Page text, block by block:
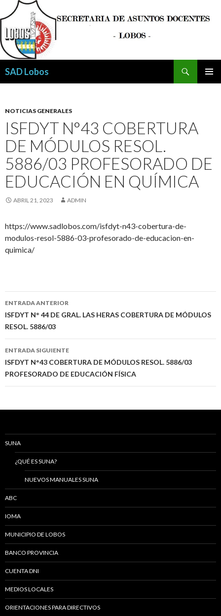
SAD Lobos
NOTICIAS GENERALES
ISFDYT N°43 COBERTURA
DE MÓDULOS RESOL.
5886/03 PROFESORADO DE
EDUCACIÓN EN QUÍMICA
ABRIL 21, 2023 ADMIN
https://www.sadlobos.com/isfdyt-n43-cobertura-de-
modulos-resol-5886-03-profesorado-de-educacion-en-
quimica/
Navegación
de
entradas
ENTRADA ANTERIOR
ISFDYT N° 44 DE GRAL. LAS HERAS COBERTURA DE MÓDULOS
RESOL. 5886/03
ENTRADA SIGUIENTE
ISFDYT N°43 COBERTURA DE MÓDULOS RESOL. 5886/03
PROFESORADO DE EDUCACIÓN FÍSICA
SUNA
¿QUÉ ES SUNA?
NUEVOS MANUALES SUNA
ABC
IOMA
MUNICIPIO DE LOBOS
BANCO PROVINCIA
CUENTA DNI
MEDIOS LOCALES
ORIENTACIONES PARA DIRECTIVOS